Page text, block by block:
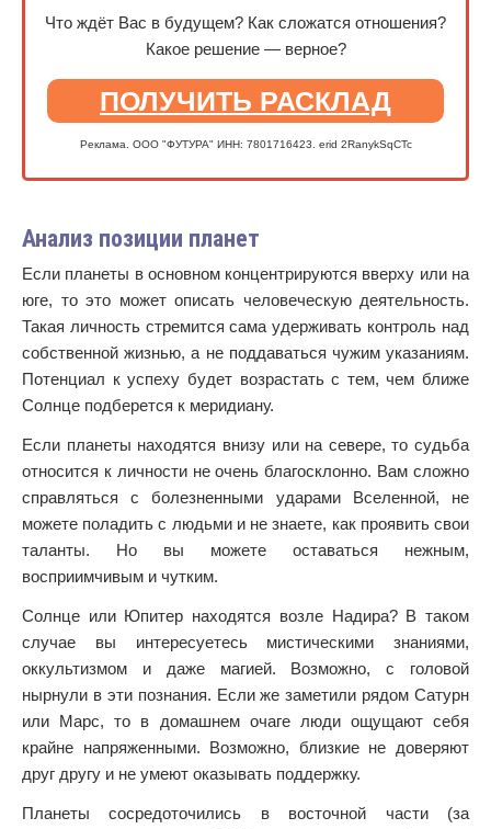
Что ждёт Вас в будущем? Как сложатся отношения?
Какое решение — верное?
ПОЛУЧИТЬ РАСКЛАД
Реклама. ООО "ФУТУРА" ИНН: 7801716423. erid 2RanykSqCTc
Анализ позиции планет
Если планеты в основном концентрируются вверху или на
юге, то это может описать человеческую деятельность.
Такая личность стремится сама удерживать контроль над
собственной жизнью, а не поддаваться чужим указаниям.
Потенциал к успеху будет возрастать с тем, чем ближе
Солнце подберется к меридиану.
Если планеты находятся внизу или на севере, то судьба
относится к личности не очень благосклонно. Вам сложно
справляться с болезненными ударами Вселенной, не
можете поладить с людьми и не знаете, как проявить свои
таланты. Но вы можете оставаться нежным,
восприимчивым и чутким.
Солнце или Юпитер находятся возле Надира? В таком
случае вы интересуетесь мистическими знаниями,
оккультизмом и даже магией. Возможно, с головой
нырнули в эти познания. Если же заметили рядом Сатурн
или Марс, то в домашнем очаге люди ощущают себя
крайне напряженными. Возможно, близкие не доверяют
друг другу и не умеют оказывать поддержку.
Планеты сосредоточились в восточной части (за